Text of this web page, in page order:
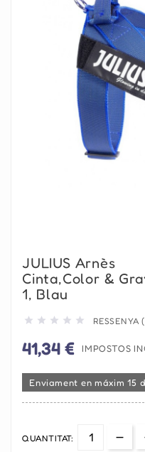
JULIUS Arnès
Cinta,Color &
1, Blau
     RESSENYA
41,34 € IMPOSTOS
Enviament en máxim 15
QUANTITAT: